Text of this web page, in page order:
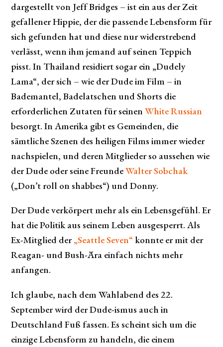
dargestellt von Jeff Bridges – ist ein aus der Zeit
gefallener Hippie, der die passende Lebensform für
sich gefunden hat und diese nur widerstrebend
verlässt, wenn ihm jemand auf seinen Teppich
pisst. In Thailand residiert sogar ein „Dudely
Lama“, der sich – wie der Dude im Film – in
Bademantel, Badelatschen und Shorts die
erforderlichen Zutaten für seinenWhite Russian
besorgt. In Amerika gibt es Gemeinden, die
sämtliche Szenen des heiligen Films immer wieder
nachspielen, und deren Mitglieder so aussehen wie
der Dude oder seine FreundeWalter Sobchak
(„Don’t roll on shabbes“) und Donny.
Der Dude verkörpert mehr als ein Lebensgefühl. Er
hat die Politik aus seinem Leben ausgesperrt. Als
Ex-Mitglied der„Seattle Seven“ konnte er mit der
Reagan- und Bush-Ära einfach nichts mehr
anfangen.
Ich glaube, nach dem Wahlabend des 22.
September wird der Dude-ismus auch in
Deutschland Fuß fassen. Es scheint sich um die
einzige Lebensform zu handeln, die einem